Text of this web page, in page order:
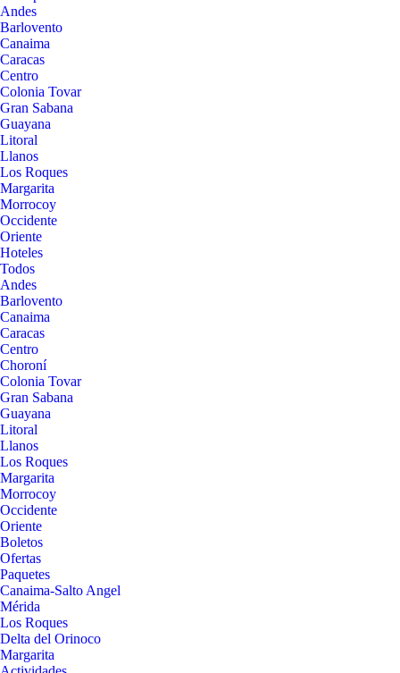
Andes
Barlovento
Canaima
Caracas
Centro
Colonia Tovar
Gran Sabana
Guayana
Litoral
Llanos
Los Roques
Margarita
Morrocoy
Occidente
Oriente
Hoteles
Todos
Andes
Barlovento
Canaima
Caracas
Centro
Choroní
Colonia Tovar
Gran Sabana
Guayana
Litoral
Llanos
Los Roques
Margarita
Morrocoy
Occidente
Oriente
Boletos
Ofertas
Paquetes
Canaima-Salto Angel
Mérida
Los Roques
Delta del Orinoco
Margarita